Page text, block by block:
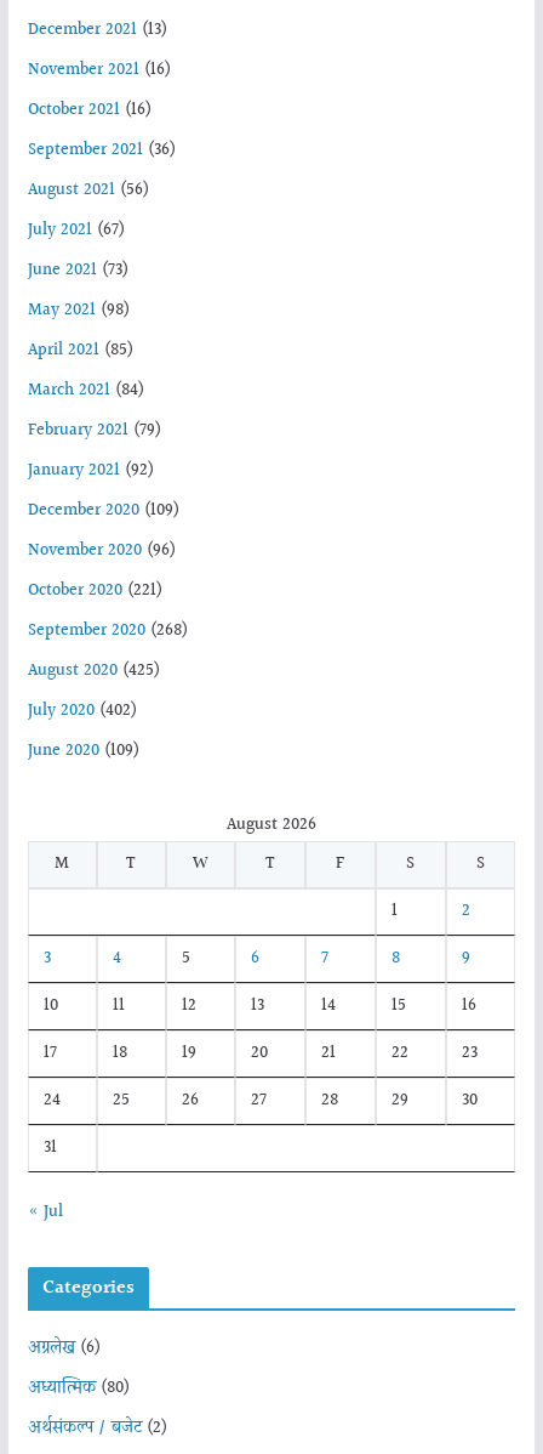
December 2021(13)
November 2021(16)
October 2021(16)
September 2021(36)
August 2021(56)
July 2021(67)
June 2021(73)
May 2021(98)
April 2021(85)
March 2021(84)
February 2021(79)
January 2021(92)
December 2020(109)
November 2020(96)
October 2020(221)
September 2020(268)
August 2020(425)
July 2020(402)
June 2020(109)
August 2026
M
T W T F S
S
1
2
3
4 5 6 7 8
9
10
11 12 13 14 15
16
17
18 19 20 21 22
23
24
25 26 27 28 29
30
31
« Jul
Categories
अग्रलेख(6)
अध्यात्मिक(80)
अर्थसंकल्प / बजेट(2)